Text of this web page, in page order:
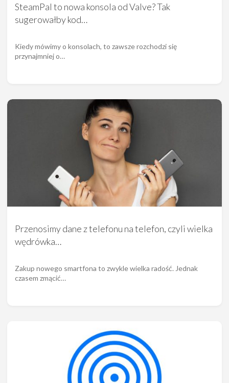
SteamPal to nowa konsola od Valve? Tak
sugerowałby kod…
Kiedy mówimy o konsolach, to zawsze rozchodzi się
przynajmniej o…
Przenosimy dane z telefonu na telefon, czyli wielka
wędrówka…
Zakup nowego smartfona to zwykle wielka radość. Jednak
czasem zmącić…